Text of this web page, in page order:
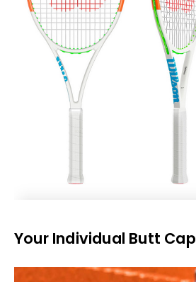
Your Individual Butt Cap